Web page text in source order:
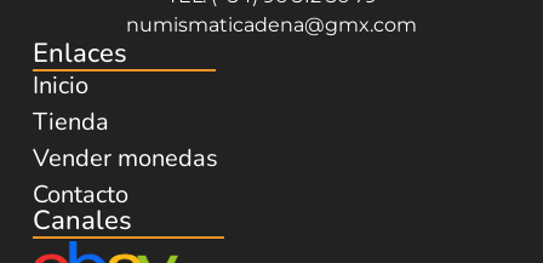
numismaticadena@gmx.com
Enlaces
Inicio
Tienda
Vender monedas
Contacto
Canales